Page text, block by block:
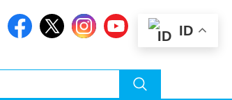
ID